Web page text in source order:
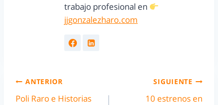
trabajo profesional en
jjgonzalezharo.com
ANTERIOR
Poli Raro e Historias
SIGUIENTE
10 estrenos en